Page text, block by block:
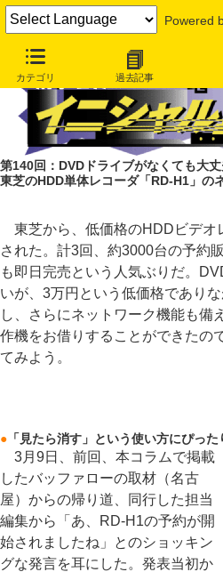
Powered
カテゴリ 過去記事
第140回：DVDドライブがなくても大丈
東芝のHDD単体レコーダ「RD-H1」の
東芝から、低価格のHDDビデオ
された。計3回、約3000台の予約
も即日完売という人気ぶりだ。
いが、3万円という低価格であり
し、さらにネットワーク機能も備
作機をお借りすることができたの
てみよう。
● 「見たら消す」という使い方にぴった
3月9日、前回、本コラムで掲載
したバッファローの取材（名古
屋）からの帰り道、同行した担当
編集から「あ、RD-H1の予約が開
始されましたね」とのショッキン
グな発言を耳にした。発表当初か